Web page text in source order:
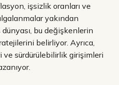
işsizlik oranları ve
yakından
dünyası, bu değişkenlerin
belirliyor. Ayrıca,
ve sürdürülebilirlik girişimleri